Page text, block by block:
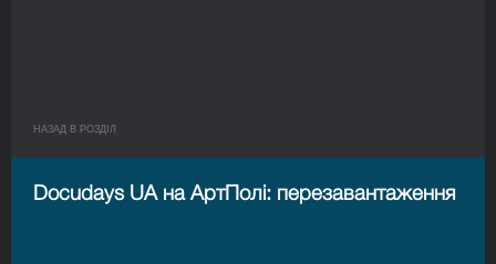
НАЗАД В РОЗДIЛ
Docudays UA на АртПолі: перезавантаження